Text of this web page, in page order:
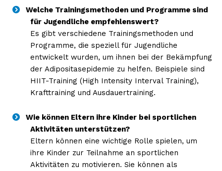
Welche Trainingsmethoden und Programme sind
für Jugendliche empfehlenswert?
Es gibt verschiedene Trainingsmethoden und
Programme, die speziell für Jugendliche
entwickelt wurden, um ihnen bei der Bekämpfung
der Adipositasepidemie zu helfen. Beispiele sind
HIIT-Training (High Intensity Interval Training),
Krafttraining und Ausdauertraining.
Wie können Eltern ihre Kinder bei sportlichen
Aktivitäten unterstützen?
Eltern können eine wichtige Rolle spielen, um
ihre Kinder zur Teilnahme an sportlichen
Aktivitäten zu motivieren. Sie können als